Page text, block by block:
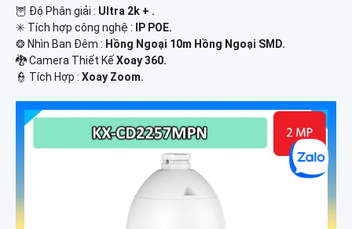
Camera KX-AM10W
1,600,000 ₫ 2,100,000 ₫
☀️ Độ sắc nét :10 MP.
🌠 Công Nghệ Camera :IP Wifi.
🌈 Video Ban Đêm :Full Color 30m Có Màu Ban Ðêm.
🎨 Camera Thiết Kế2 Mắt Trong Nhà.
Thu Âm Và Loa.